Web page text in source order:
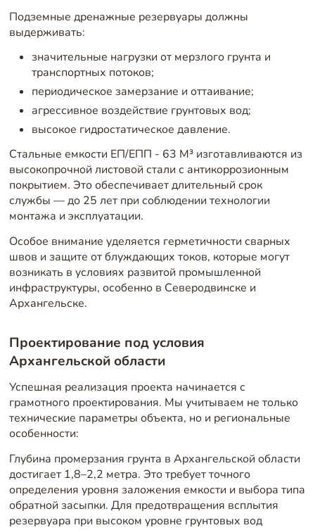
Подземные дренажные резервуары должны
выдерживать:
значительные нагрузки от мерзлого грунта и
транспортных потоков;
периодическое замерзание и оттаивание;
агрессивное воздействие грунтовых вод;
высокое гидростатическое давление.
Стальные емкости ЕП/ЕПП - 63 М³ изготавливаются из
высокопрочной листовой стали с антикоррозионным
покрытием. Это обеспечивает длительный срок
службы — до 25 лет при соблюдении технологии
монтажа и эксплуатации.
Особое внимание уделяется герметичности сварных
швов и защите от блуждающих токов, которые могут
возникать в условиях развитой промышленной
инфраструктуры, особенно в Северодвинске и
Архангельске.
Проектирование под условия
Архангельской области
Успешная реализация проекта начинается с
грамотного проектирования. Мы учитываем не только
технические параметры объекта, но и региональные
особенности:
Глубина промерзания грунта в Архангельской области
достигает 1,8–2,2 метра. Это требует точного
определения уровня заложения емкости и выбора типа
обратной засыпки. Для предотвращения всплытия
резервуара при высоком уровне грунтовых вод